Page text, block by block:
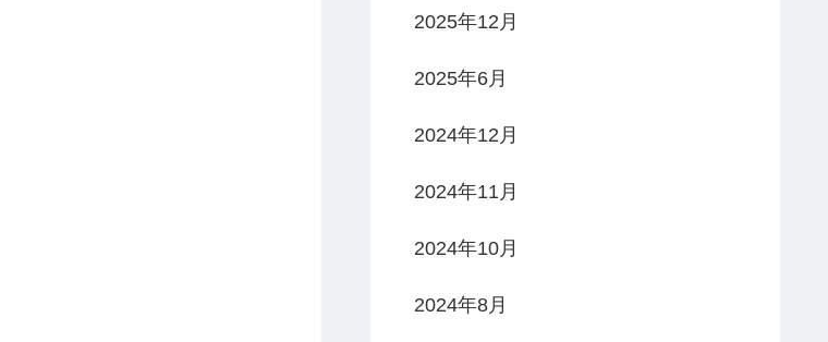
2025年12月
2025年6月
2024年12月
2024年11月
2024年10月
2024年8月